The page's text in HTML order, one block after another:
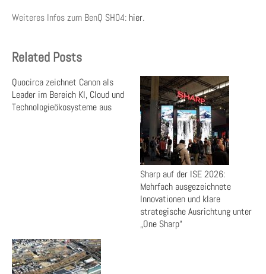
Weiteres Infos zum BenQ SH04: hier.
Related Posts
Quocirca zeichnet Canon als
Leader im Bereich KI, Cloud und
Technologieökosysteme aus
Sharp auf der ISE 2026:
Mehrfach ausgezeichnete
Innovationen und klare
strategische Ausrichtung unter
„One Sharp“